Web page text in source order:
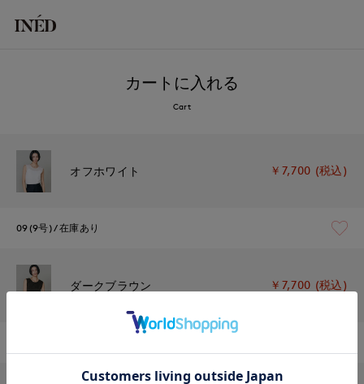
カートに入れる
Cart
オフホワイト ￥7,700 (税込)
09(9号) 在庫あり
ダークブラウン ￥7,700 (税込)